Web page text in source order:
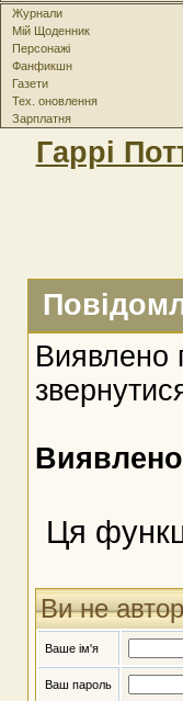
Журнали
Мій Щоденник
Персонажі
Фанфикшн
Газети
Тех. оновлення
Зарплатня
Гаррі
Виявлено
Ця
Ви не
Ваше ім'я
Ваш пароль